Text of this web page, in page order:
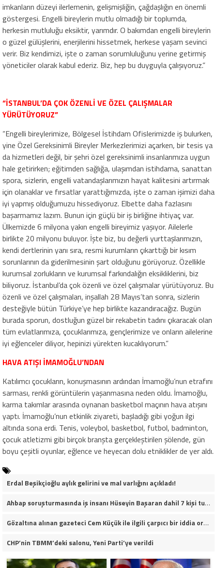
imkanların düzeyi ilerlemenin, gelişmişliğin, çağdaşlığın en önemli
göstergesi. Engelli bireylerin mutlu olmadığı bir toplumda,
herkesin mutluluğu eksiktir, yarımdır. O bakımdan engelli bireylerin
o güzel gülüşlerini, enerjilerini hissetmek, herkese yaşam sevinci
verir. Biz kendimizi, işte o zaman sorumluluğunu yerine getirmiş
yöneticiler olarak kabul ederiz. Biz, hep bu duyguyla çalışıyoruz.”
“İSTANBUL’DA ÇOK ÖZENLİ VE ÖZEL ÇALIŞMALAR
YÜRÜTÜYORUZ”
“Engelli bireylerimize, Bölgesel İstihdam Ofislerimizde iş bulurken,
yine Özel Gereksinimli Bireyler Merkezlerimizi açarken, bir tesis ya
da hizmetleri değil, bir şehri özel gereksinimli insanlarımıza uygun
hale getirirken; eğitimden sağlığa, ulaşımdan istihdama, sanattan
spora, sizlerin, engelli vatandaşlarımızın hayat kalitesini artırmak
için olanaklar ve fırsatlar yarattığımızda, işte o zaman işimizi daha
iyi yapmış olduğumuzu hissediyoruz. Elbette daha fazlasını
başarmamız lazım. Bunun için güçlü bir iş birliğine ihtiyaç var.
Ülkemizde 6 milyona yakın engelli bireyimiz yaşıyor. Ailelerle
birlikte 20 milyonu buluyor. İşte biz, bu değerli yurttaşlarımızın,
kendi dertlerinin yanı sıra, resmi kurumların çıkarttığı bir kısım
sorunlarının da giderilmesinin şart olduğunu görüyoruz. Özellikle
kurumsal zorlukların ve kurumsal farkındalığın eksikliklerini, biz
biliyoruz. İstanbul’da çok özenli ve özel çalışmalar yürütüyoruz. Bu
özenli ve özel çalışmaları, inşallah 28 Mayıs’tan sonra, sizlerin
desteğiyle bütün Türkiye’ye hep birlikte kazandıracağız. Bugün
burada sporun, dostluğun güzel bir rekabetin tadını çıkaracak olan
tüm evlatlarımıza, çocuklarımıza, gençlerimize ve onların ailelerine
iyi eğlenceler diliyor, hepinizi yürekten kucaklıyorum.”
HAVA ATIŞI İMAMOĞLU’NDAN
Katılımcı çocukların, konuşmasının ardından İmamoğlu’nun etrafını
sarması, renkli görüntülerin yaşanmasına neden oldu. İmamoğlu,
karma takımlar arasında oynanan basketbol maçının hava atışını
yaptı. İmamoğlu’nun etkinlik ziyareti, başladığı gibi yoğun ilgi
altında sona erdi. Tenis, voleybol, basketbol, futbol, badminton,
çocuk atletizmi gibi birçok branşta gerçekleştirilen şölende, gün
boyu çeşitli oyunlar, eğlence ve heyecan dolu etniklikler de yer aldı.
Erdal Beşikçioğlu aylık gelirini ve mal varlığını açıkladı!
Ahbap soruşturmasında iş insanı Hüseyin Başaran dahil 7 kişi tutuklandı.
Gözaltına alınan gazeteci Cem Küçük ile ilgili çarpıcı bir iddia ortaya atıldı.
CHP’nin TBMM’deki salonu, Yeni Parti’ye verildi